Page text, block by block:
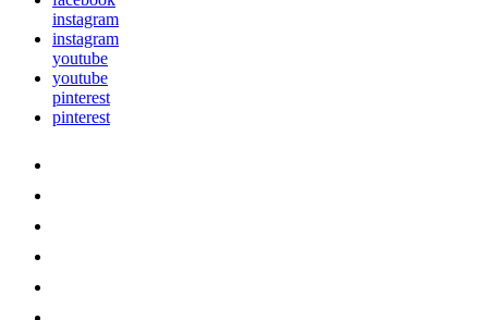
instagram
instagram
youtube
youtube
pinterest
pinterest